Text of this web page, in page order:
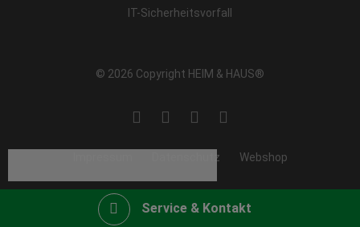
Service & Kontakt
IT-Sicherheitsvorfall
© 2026 Copyright HEIM & HAUS®
Datenschutz Webshop